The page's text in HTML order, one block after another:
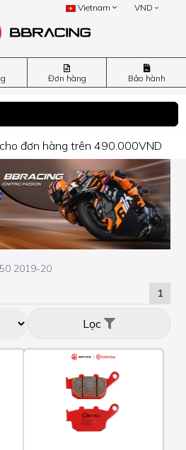
Vietnam VND
Đơn hàng Bảo hành
đơn hàng trên 490.000VND
2019-20
1
Lọc